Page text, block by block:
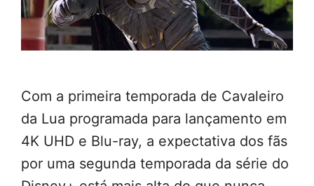
Com a primeira temporada de Cavaleiro
da Lua programada para lançamento em
4K UHD e Blu-ray, a expectativa dos fãs
por uma segunda temporada da série do